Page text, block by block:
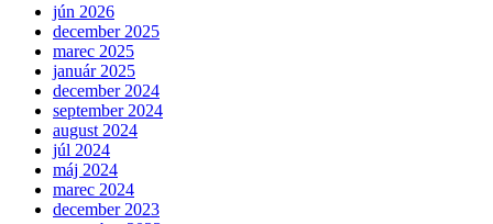
jún 2026
december 2025
marec 2025
január 2025
december 2024
september 2024
august 2024
júl 2024
máj 2024
marec 2024
december 2023